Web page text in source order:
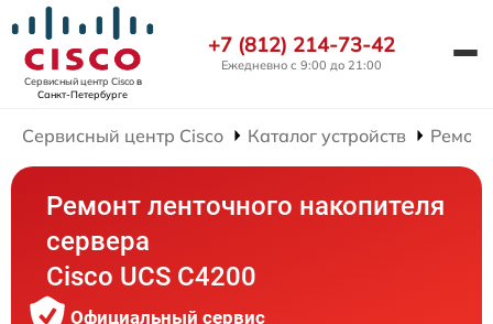
Сервисный центр Ciscoв
Санкт-Петербурге
+7 (812) 214-73-42
Ежедневно с 9:00 до 21:00
Сервисный центр Cisco Каталог устройств
Ремонт ленточного накопителя
сервера
Cisco UCS C4200
Официальный сервис